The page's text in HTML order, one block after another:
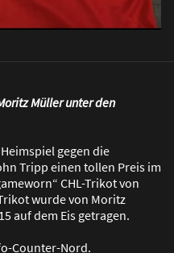
Müller unter den
gegen die
Tripp einen tollen Preis im
CHL-Trikot von
wurde von Moritz
auf dem Eis getragen.
Counter-Nord.